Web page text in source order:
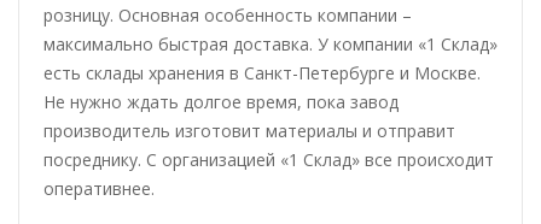
розницу. Основная особенность компании –
максимально быстрая доставка. У компании «1 Склад»
есть склады хранения в Санкт-Петербурге и Москве.
Не нужно ждать долгое время, пока завод
производитель изготовит материалы и отправит
посреднику. С организацией «1 Склад» все происходит
оперативнее.